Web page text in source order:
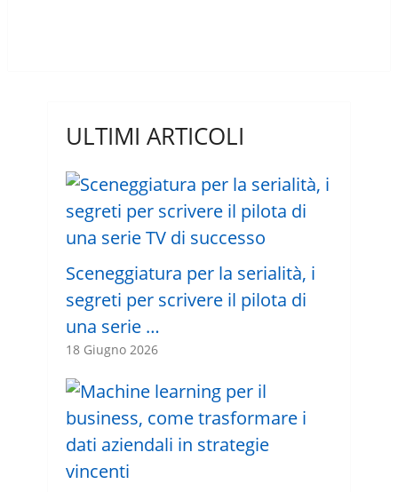
ULTIMI ARTICOLI
Sceneggiatura per la serialità, i
segreti per scrivere il pilota di
una serie …
18 Giugno 2026